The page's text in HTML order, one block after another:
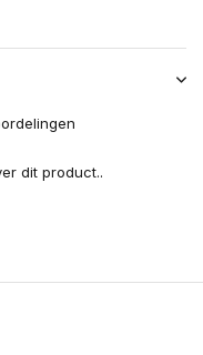
dit product..